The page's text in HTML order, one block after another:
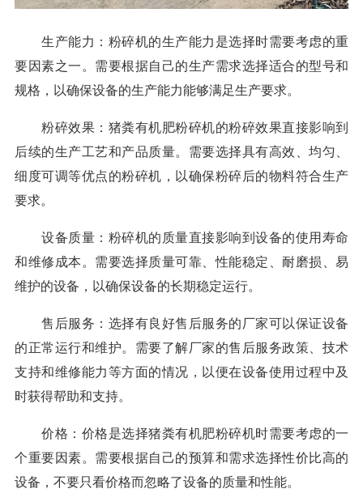
生产能力：粉碎机的生产能力是选择时需要考虑的重
要因素之一。需要根据自己的生产需求选择适合的型号和
规格，以确保设备的生产能力能够满足生产要求。
粉碎效果：猪粪有机肥粉碎机的粉碎效果直接影响到
后续的生产工艺和产品质量。需要选择具有高效、均匀、
细度可调等优点的粉碎机，以确保粉碎后的物料符合生产
要求。
设备质量：粉碎机的质量直接影响到设备的使用寿命
和维修成本。需要选择质量可靠、性能稳定、耐磨损、易
维护的设备，以确保设备的长期稳定运行。
售后服务：选择有良好售后服务的厂家可以保证设备
的正常运行和维护。需要了解厂家的售后服务政策、技术
支持和维修能力等方面的情况，以便在设备使用过程中及
时获得帮助和支持。
价格：价格是选择猪粪有机肥粉碎机时需要考虑的一
个重要因素。需要根据自己的预算和需求选择性价比高的
设备，不要只看价格而忽略了设备的质量和性能。